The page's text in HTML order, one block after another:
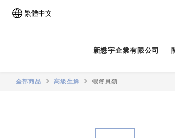
繁體中文
新懋宇企業有限公司
全部商品 高級生鮮 蝦蟹貝類